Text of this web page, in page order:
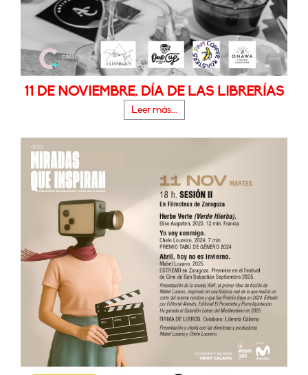
11 DE NOVIEMBRE, DÍA DE LAS LIBRERÍAS
Leer más...